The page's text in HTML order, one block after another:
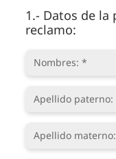
1.- Datos de la
reclamo: